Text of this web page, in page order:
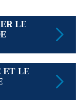
LE
ET LE